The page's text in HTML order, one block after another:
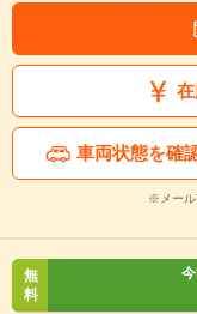
車両状態を確
※メール
無
料